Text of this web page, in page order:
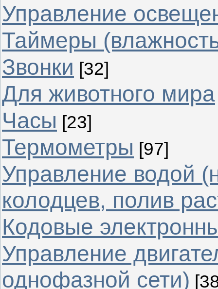
Управление
Таймеры
Звонки [32]
Для животного мира
Часы [23]
Термометры [97]
Управление водой
колодцев, полив
Кодовые
Управление
однофазной сети)